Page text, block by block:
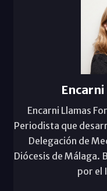
Encarni Llamas
Periodista que
Delegación de
Diócesis de Málaga.
por el